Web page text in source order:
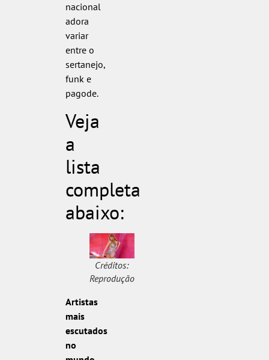
nacional
adora
variar
entre o
sertanejo,
funk e
pagode.
Veja
a
lista
completa
abaixo:
Créditos:
Reprodução
Artistas
mais
escutados
no